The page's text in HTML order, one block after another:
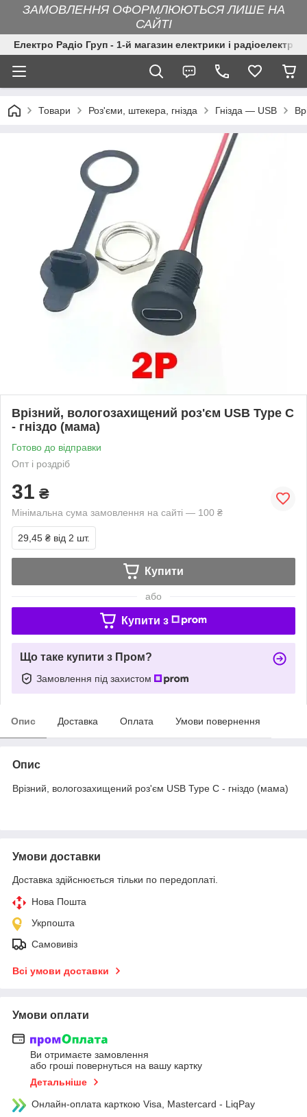
ЗАМОВЛЕННЯ ОФОРМЛЮЮТЬСЯ ЛИШЕ НА
САЙТІ
Електро Радіо Груп - 1-й магазин електрики і
Товари Роз'єми, штекера, гнізда Гнізда — USB
Врізний, вологозахищений роз'єм USB Type C
- гніздо (мама)
Готово до відправки
Опт і роздріб
31 ₴
Мінімальна сума замовлення на сайті — 100 ₴
29,45 ₴ від 2 шт.
Купити
або
Купити з
Що таке купити з Пром?
Замовлення під захистом
Опис Доставка Оплата Умови повернення
Опис
Врізний, вологозахищений роз'єм USB Type C - гніздо (мама)
Умови доставки
Доставка здійснюється тільки по передоплаті.
Нова Пошта
Укрпошта
Самовивіз
Всі умови доставки
Умови оплати
Ви отримаєте замовлення
або гроші повернуться на вашу картку
Детальніше
Онлайн-оплата карткою Visa, Mastercard - LiqPay